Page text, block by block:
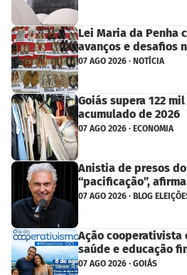
Lei Maria da Penha
avanços e desafios
07 AGO 2026 · NOTÍCIA
Goiás supera 122
acumulado de 2026
07 AGO 2026 · ECONOMIA
Anistia de presos
“pacificação”,
07 AGO 2026 · BLOG
Ação cooperativista
saúde e educação
07 AGO 2026 · GOIÁS